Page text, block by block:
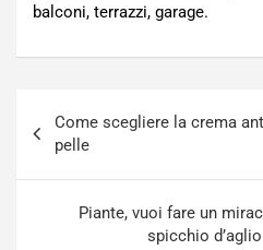
balconi, terrazzi, garage.
articoli
Come scegliere la crema
pelle
Piante, vuoi fare un
spicchio